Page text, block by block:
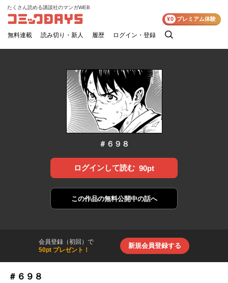
コミックDAYS
たくさん読める講談社のマンガWEB
無料連載 読み切り・新人 履歴 ログイン・登録
検
¥0 プレミアム体験
＃６９８
ログインして読む 90pt
この作品の無料公開中の話へ
会員登録（初回）で
50pt プレゼント！
新規会員登録する
＃６９８